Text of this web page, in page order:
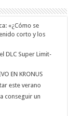
«¿Cómo se
corto y los
DLC Super Limit-
EN KRONUS
este verano
conseguir un